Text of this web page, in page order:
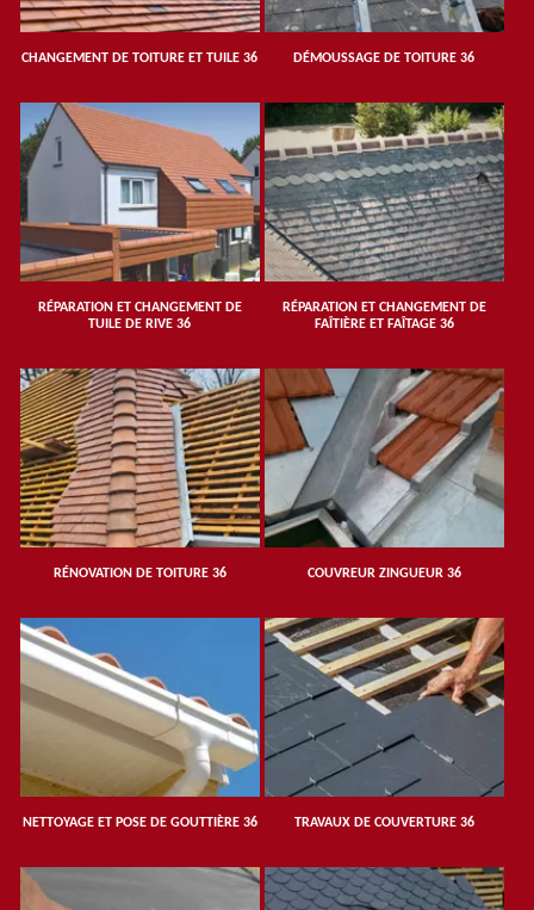
CHANGEMENT DE TOITURE ET TUILE 36 DÉMOUSSAGE DE TOITURE 36
RÉPARATION ET CHANGEMENT DE
TUILE DE RIVE 36
RÉPARATION ET CHANGEMENT DE
FAÎTIÈRE ET FAÎTAGE 36
RÉNOVATION DE TOITURE 36 COUVREUR ZINGUEUR 36
NETTOYAGE ET POSE DE GOUTTIÈRE 36 TRAVAUX DE COUVERTURE 36